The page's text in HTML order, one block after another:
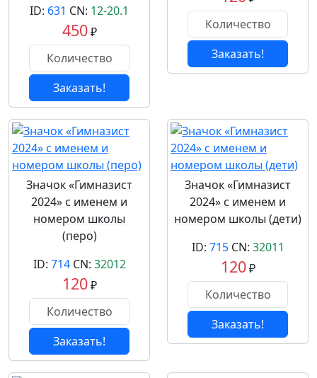
ID: 631 CN: 12-20.1
450₽
Заказать!
Заказать!
Значок «Гимназист
2024» с именем и
номером школы
(перо)
ID: 714CN: 32012
120₽
Заказать!
Значок «Гимназист
2024» с именем и
номером школы (дети)
ID: 715CN: 32011
120₽
Заказать!